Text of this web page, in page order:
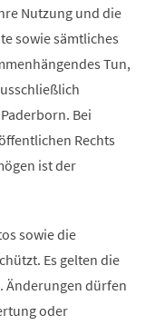
Nutzung und die
sowie sämtliches
Tun,
Bei
Rechts
ist der
sowie die
Es gelten die
Änderungen dürfen
oder